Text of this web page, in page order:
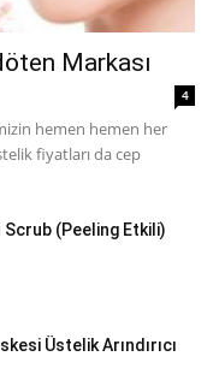
Markası
4
hemen hemen her
fiyatları da cep
Scrub (Peeling Etkili)
Üstelik Arındırıcı